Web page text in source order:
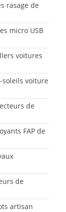
rasage de
micro USB
voitures
soleils voiture
de
FAP de
de
artisan